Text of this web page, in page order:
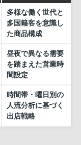
多様な働く世代と
多国籍客を意識し
た商品構成
昼夜で異なる需要
を踏まえた営業時
間設定
時間帯・曜日別の
人流分析に基づく
出店戦略